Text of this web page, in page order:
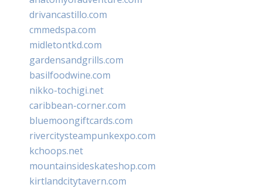
drivancastillo.com
cmmedspa.com
midletontkd.com
gardensandgrills.com
basilfoodwine.com
nikko-tochigi.net
caribbean-corner.com
bluemoongiftcards.com
rivercitysteampunkexpo.com
kchoops.net
mountainsideskateshop.com
kirtlandcitytavern.com